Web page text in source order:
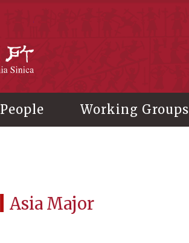
People Working Groups
Asia Major